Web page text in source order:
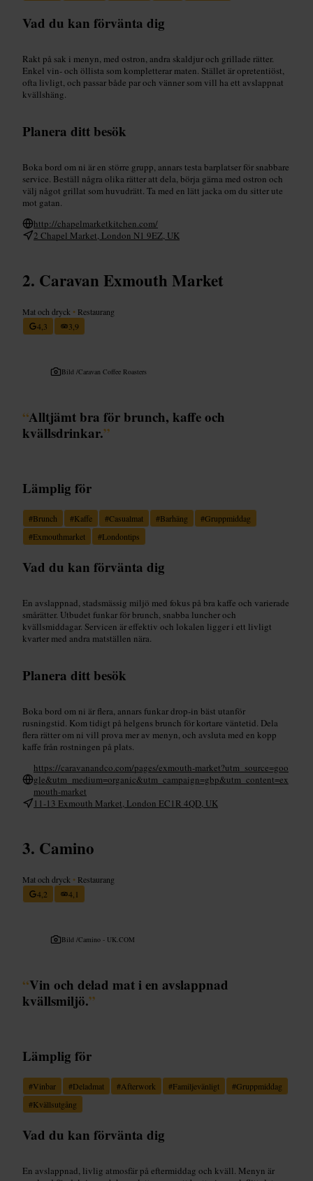
Vad du kan förvänta dig
Rakt på sak i menyn, med ostron, andra skaldjur och grillade rätter.
Enkel vin- och öllista som kompletterar maten. Stället är opretentiöst,
ofta livligt, och passar både par och vänner som vill ha ett avslappnat
kvällshäng.
Planera ditt besök
Boka bord om ni är en större grupp, annars testa barplatser för snabbare
service. Beställ några olika rätter att dela, börja gärna med ostron och
välj något grillat som huvudrätt. Ta med en lätt jacka om du sitter ute
mot gatan.
http://chapelmarketkitchen.com/
2 Chapel Market, London N1 9EZ, UK
Caravan Exmouth Market
Mat och dryck • Restaurang
4,3
3,9
Bild /Caravan Coffee Roasters
“Alltjämt bra för brunch, kaffe och
kvällsdrinkar.”
Lämplig för
#Brunch #Kaffe #Casualmat #Barhäng #Gruppmiddag
#Exmouthmarket #Londontips
Vad du kan förvänta dig
En avslappnad, stadsmässig miljö med fokus på bra kaffe och varierade
smårätter. Utbudet funkar för brunch, snabba luncher och
kvällsmiddagar. Servicen är effektiv och lokalen ligger i ett livligt
kvarter med andra matställen nära.
Planera ditt besök
Boka bord om ni är flera, annars funkar drop‑in bäst utanför
rusningstid. Kom tidigt på helgens brunch för kortare väntetid. Dela
flera rätter om ni vill prova mer av menyn, och avsluta med en kopp
kaffe från rostningen på plats.
https://caravanandco.com/pages/exmouth-market?utm_source=goo
gle&utm_medium=organic&utm_campaign=gbp&utm_content=ex
mouth-market
11-13 Exmouth Market, London EC1R 4QD, UK
Camino
Mat och dryck • Restaurang
4,2
4,1
Bild /Camino - UK.COM
“Vin och delad mat i en avslappnad
kvällsmiljö.”
Lämplig för
#Vinbar #Deladmat #Afterwork #Familjevänligt #Gruppmiddag
#Kvällsutgång
Vad du kan förvänta dig
En avslappnad, livlig atmosfär på eftermiddag och kväll. Menyn är